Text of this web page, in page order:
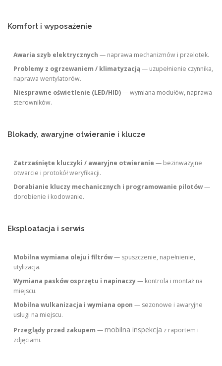
Komfort i wyposażenie
Awaria szyb elektrycznych — naprawa mechanizmów i przelotek.
Problemy z ogrzewaniem / klimatyzacją— uzupełnienie czynnika,
naprawa wentylatorów.
Niesprawne oświetlenie (LED/HID)— wymiana modułów, naprawa
sterowników.
Blokady, awaryjne otwieranie i klucze
Zatrzaśnięte kluczyki / awaryjne otwieranie — bezinwazyjne
otwarcie i protokół weryfikacji.
Dorabianie kluczy mechanicznych i programowanie pilotów—
dorobienie i kodowanie.
Eksploatacja i serwis
Mobilna wymiana oleju i filtrów— spuszczenie, napełnienie,
utylizacja.
Wymiana pasków osprzętu i napinaczy— kontrola i montaż na
miejscu.
Mobilna wulkanizacja i wymiana opon — sezonowe i awaryjne
usługi na miejscu.
Przeglądy przed zakupem —mobilna inspekcja z raportem i
zdjęciami.